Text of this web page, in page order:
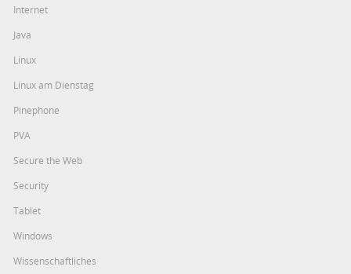
Internet
Java
Linux
Linux am Dienstag
Pinephone
PVA
Secure the Web
Security
Tablet
Windows
Wissenschaftliches